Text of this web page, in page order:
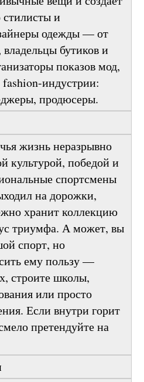
те, кто задаёт стиль,
вещи и создаёт
стилисты и
одежды — от
бутиков и
показов мод,
индустрии:
продюсеры.
жизнь неразрывно
культурой, победой и
спортсмены
на дорожки,
хранит коллекцию
триумфа. А может, вы
спорт, но
ему пользу —
строите школы,
или просто
Если внутри горит
претендуйте на